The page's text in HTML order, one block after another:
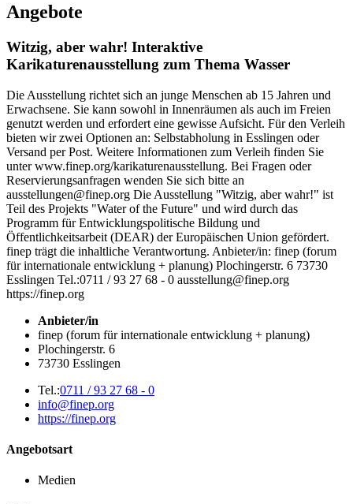
Angebote
Witzig, aber wahr! Interaktive
Karikaturenausstellung zum Thema Wasser
Die Ausstellung richtet sich an junge Menschen ab 15 Jahren und
Erwachsene. Sie kann sowohl in Innenräumen als auch im Freien
genutzt werden und erfordert eine gewisse Aufsicht. Für den Verleih
bieten wir zwei Optionen an: Selbstabholung in Esslingen oder
Versand per Post. Weitere Informationen zum Verleih finden Sie
unter www.finep.org/karikaturenausstellung. Bei Fragen oder
Reservierungsanfragen wenden Sie sich bitte an
ausstellungen@finep.org Die Ausstellung "Witzig, aber wahr!" ist
Teil des Projekts "Water of the Future" und wird durch das
Programm für Entwicklungspolitische Bildung und
Öffentlichkeitsarbeit (DEAR) der Europäischen Union gefördert.
finep trägt die inhaltliche Verantwortung. Anbieter/in: finep (forum
für internationale entwicklung + planung) Plochingerstr. 6 73730
Esslingen Tel.:0711 / 93 27 68 - 0 ausstellung@finep.org
https://finep.org
Anbieter/in
finep (forum für internationale entwicklung + planung)
Plochingerstr. 6
73730 Esslingen
Tel.:0711 / 93 27 68 - 0
info@finep.org
https://finep.org
Angebotsart
Medien